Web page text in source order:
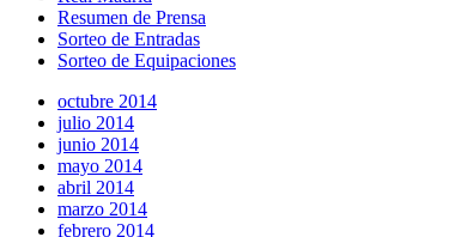
Resumen de Prensa
Sorteo de Entradas
Sorteo de Equipaciones
octubre 2014
julio 2014
junio 2014
mayo 2014
abril 2014
marzo 2014
febrero 2014